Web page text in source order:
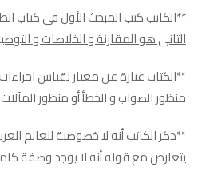
**الكاتب كتب المبحث الأول فى كتاب
الثانى هو المقارنة و الخلاصات و
**الكتاب عبارة عن معيار لقياس
منظور الصواب و الخطأ أو منظور
**ذكر الكاتب أنه لا خصوصية للعالم
يتعارض مع قوله أنه لا يوجد وصفة